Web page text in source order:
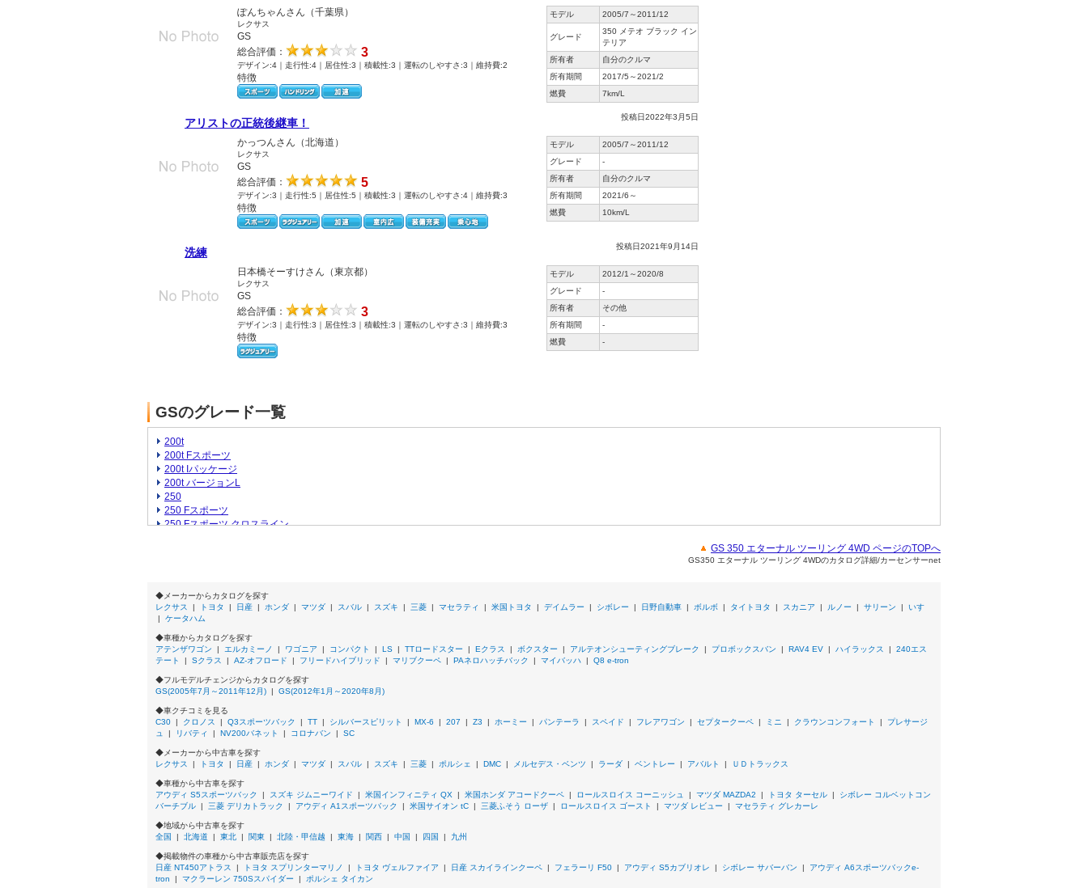
ぽんちゃんさん（千葉県）
レクサス
GS
総合評価：
3
デザイン:4｜走行性:4｜居住性:3｜積載性:3｜運転のしやすさ:3｜維持費:2
特徴
モデル 2005/7～2011/12
グレード
350 メテオ ブラック イン
テリア
所有者
自分のクルマ
所有期間
2017/5～2021/2
燃費
7km/L
アリストの正統後継車！ 投稿日2022年3月5日
かっつんさん（北海道）
レクサス
GS
総合評価：
5
デザイン:3｜走行性:5｜居住性:5｜積載性:3｜運転のしやすさ:4｜維持費:3
特徴
モデル
2005/7～2011/12
グレード
-
所有者
自分のクルマ
所有期間
2021/6～
燃費
10km/L
洗練 投稿日2021年9月14日
日本橋そーすけさん（東京都）
レクサス
GS
総合評価：
3
デザイン:3｜走行性:3｜居住性:3｜積載性:3｜運転のしやすさ:3｜維持費:3
特徴
モデル
2012/1～2020/8
グレード
-
所有者
その他
所有期間
-
燃費
-
GSのグレード一覧
200t
200t Fスポーツ
200t Iパッケージ
200t バージョンL
250
250 Fスポーツ
250 Fスポーツ クロスライン
300 Iパッケージ
300 エターナル ツーリング
300 バージョンL
300 ブラック シークエンス
350
350 4WD
350 Fスポーツ
350 Fスポーツ 4WD
350 Fスポーツ クロスライン 4WD
350 Iパッケージ
350 アートワークス
350 アートワークス 4WD
350 エターナル ツーリング
350 バージョンI
350 バージョンI 4WD
350 バージョンL
350 バージョンL 4WD
350 パッショネイトブラックインテリア
350 パッショネイトブラックインテリア 4WD
350 ブラック シークエンス
GS 350 エターナル ツーリング 4WD ページのTOPへ
GS350 エターナル ツーリング 4WDのカタログ詳細/カーセンサーnet
◆メーカーからカタログを探す
レクサス
| トヨタ | 日産 | ホンダ | マツダ | スバル | スズキ | 三菱 | マセラティ | 米国トヨタ | デイムラー | シボレー | 日野自動車 | ボルボ | タイトヨタ | スカニア | ルノー | サリーン | いすゞ
| ケータハム
◆車種からカタログを探す
アテンザワゴン | エルカミーノ | ワゴニア | コンパクト | LS | TTロードスター | Eクラス | ボクスター | アルテオンシューティングブレーク | プロボックスバン | RAV4 EV | ハイラックス | 240エス
テート
| Sクラス | AZ-オフロード | フリードハイブリッド | マリブクーペ | PAネロハッチバック | マイバッハ | Q8 e-tron
◆フルモデルチェンジからカタログを探す
GS(2005年7月～2011年12月) | GS(2012年1月～2020年8月)
◆車クチコミを見る
C30 | クロノス | Q3スポーツバック | TT | シルバースピリット | MX-6 | 207 | Z3 | ホーミー | パンテーラ | スペイド | フレアワゴン | セプタークーペ | ミニ | クラウンコンフォート | プレサージ
ュ
| リバティ | NV200バネット | コロナバン | SC
◆メーカーから中古車を探す
レクサス
| トヨタ | 日産 | ホンダ | マツダ | スバル | スズキ | 三菱 | ポルシェ | DMC | メルセデス・ベンツ | ラーダ | ベントレー | アバルト | ＵＤトラックス
◆車種から中古車を探す
アウディ S5スポーツバック | スズキ ジムニーワイド | 米国インフィニティ QX | 米国ホンダ アコードクーペ | ロールスロイス コーニッシュ | マツダ MAZDA2 | トヨタ ターセル | シボレー コルベットコン
バーチブル | 三菱 デリカトラック | アウディ A1スポーツバック | 米国サイオン tC | 三菱ふそう ローザ | ロールスロイス ゴースト | マツダ レビュー | マセラティ グレカーレ
◆地域から中古車を探す
全国
| 北海道 | 東北 | 関東 | 北陸・甲信越 | 東海 | 関西 | 中国 | 四国 | 九州
◆掲載物件の車種から中古車販売店を探す
日産 NT450アトラス
| トヨタ スプリンターマリノ | トヨタ ヴェルファイア | 日産 スカイラインクーペ | フェラーリ F50 | アウディ S5カブリオレ | シボレー サバーバン | アウディ A6スポーツバックe-
tron | マクラーレン 750Sスパイダー | ポルシェ タイカン